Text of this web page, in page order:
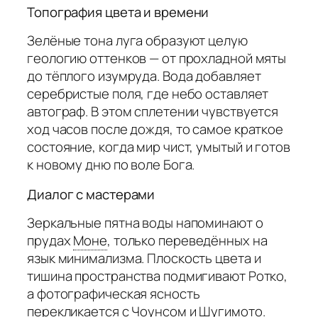
Топография цвета и времени
Зелёные тона луга образуют целую
геологию оттенков — от прохладной мяты
до тёплого изумруда. Вода добавляет
серебристые поля, где небо оставляет
автограф. В этом сплетении чувствуется
ход часов после дождя, то самое краткое
состояние, когда мир чист, умытый и готов
к новому дню по воле Бога.
Диалог с мастерами
Зеркальные пятна воды напоминают о
прудахМоне, только переведённых на
язык минимализма. Плоскость цвета и
тишина пространства подмигивают Ротко,
а фотографическая ясность
перекликается с Чоунсом и Шугимото.